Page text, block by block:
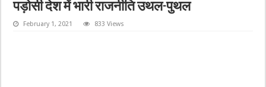
पड़ोसी देश में भारी राजनीति उथल-पुथल
February 1, 2021 833 Views